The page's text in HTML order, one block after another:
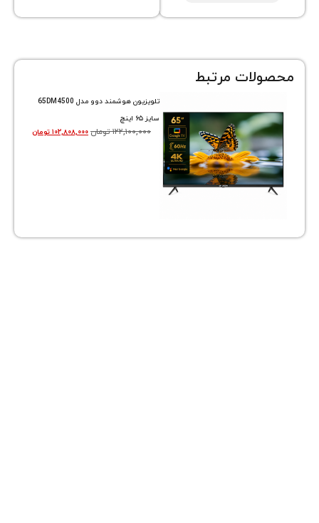
مرتبط
تلویزیون هوشمند دوو مدل 65DM4500
سایز ۶۵ اینچ
۱۲۲,۱۰۰,۰۰۰ تومان ۱۰۲,۸۰۸,۰۰۰ تومان